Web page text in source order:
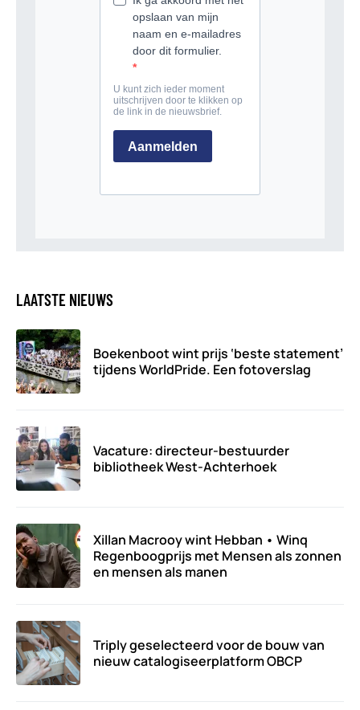
LAATSTE NIEUWS
Boekenboot wint prijs ‘beste statement’
tijdens WorldPride. Een fotoverslag
Vacature: directeur-bestuurder
bibliotheek West-Achterhoek
Xillan Macrooy wint Hebban • Winq
Regenboogprijs met Mensen als zonnen
en mensen als manen
Triply geselecteerd voor de bouw van
nieuw catalogiseerplatform OBCP